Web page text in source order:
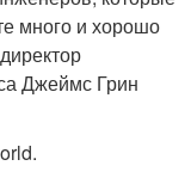
много и хорошо
Джеймс Грин